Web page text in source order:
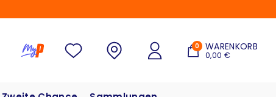
0 WARENKORB
0,00 €